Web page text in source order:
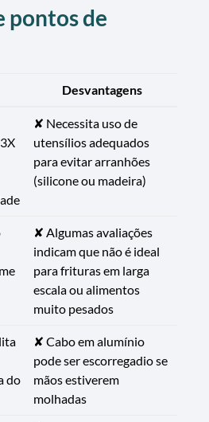
pontos de
Desvantagens
✘ Necessita uso de
utensílios adequados
para evitar arranhões
(silicone ou madeira)
✘ Algumas avaliações
indicam que não é ideal
para frituras em larga
escala ou alimentos
muito pesados
do
✘ Cabo em alumínio
pode ser escorregadio se
mãos estiverem
molhadas